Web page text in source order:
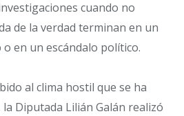
cuando no
de la verdad terminan en un
en un escándalo político.
al clima hostil que se ha
Diputada Lilián Galán realizó